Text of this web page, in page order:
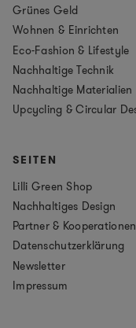
Grünes Geld
Wohnen & Einrichten
Eco-Fashion & Lifestyle
Nachhaltige Technik
Nachhaltige Materialien
Upcycling & Circular
SEITEN
Lilli Green Shop
Nachhaltiges Design
Partner & Kooperationen
Datenschutzerklärung
Newsletter
Impressum